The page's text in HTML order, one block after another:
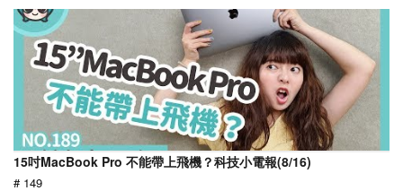
15吋MacBook Pro 不能帶上飛機？科技小電報(8/16)
# 149